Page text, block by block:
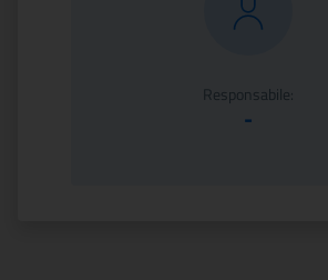
Responsabile:
-